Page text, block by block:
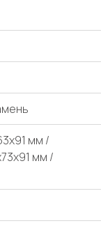
мм /
мм /